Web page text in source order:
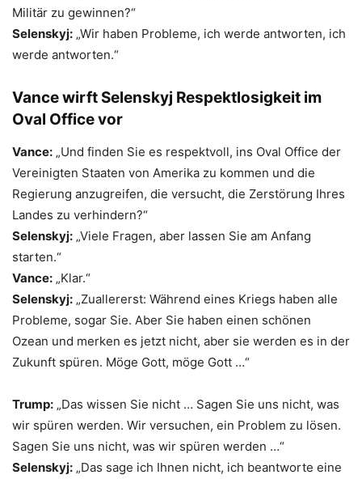
Militär zu gewinnen?“
Selenskyj: „Wir haben Probleme, ich werde antworten, ich
werde antworten.“
Vance wirft Selenskyj Respektlosigkeit im
Oval Office vor
Vance: „Und finden Sie es respektvoll, ins Oval Office der
Vereinigten Staaten von Amerika zu kommen und die
Regierung anzugreifen, die versucht, die Zerstörung Ihres
Landes zu verhindern?“
Selenskyj: „Viele Fragen, aber lassen Sie am Anfang
starten.“
Vance: „Klar.“
Selenskyj: „Zuallererst: Während eines Kriegs haben alle
Probleme, sogar Sie. Aber Sie haben einen schönen
Ozean und merken es jetzt nicht, aber sie werden es in der
Zukunft spüren. Möge Gott, möge Gott …“
Trump: „Das wissen Sie nicht … Sagen Sie uns nicht, was
wir spüren werden. Wir versuchen, ein Problem zu lösen.
Sagen Sie uns nicht, was wir spüren werden …“
Selenskyj: „Das sage ich Ihnen nicht, ich beantworte eine